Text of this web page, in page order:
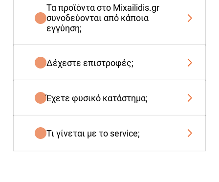
Τα προϊόντα στο Mixailidis.gr
συνοδεύονται από κάποια
εγγύηση;
Δέχεστε επιστροφές;
Έχετε φυσικό κατάστημα;
Τι γίνεται με το service;